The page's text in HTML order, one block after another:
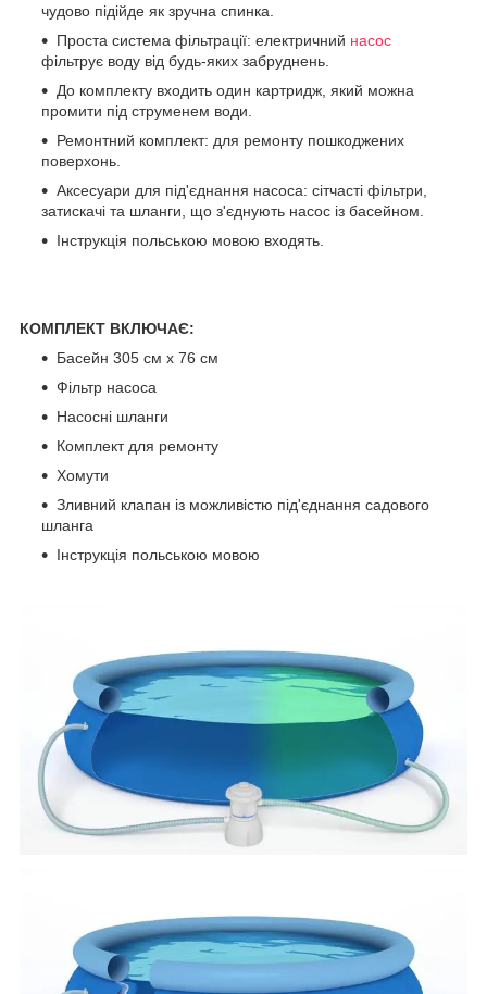
чудово підійде як зручна спинка.
Проста система фільтрації: електричний насос
фільтрує воду від будь-яких забруднень.
До комплекту входить один картридж, який можна
промити під струменем води.
Ремонтний комплект: для ремонту пошкоджених
поверхонь.
Аксесуари для під'єднання насоса: сітчасті фільтри,
затискачі та шланги, що з'єднують насос із басейном.
Інструкція польською мовою входять.
КОМПЛЕКТ ВКЛЮЧАЄ:
Басейн 305 см х 76 см
Фільтр насоса
Насосні шланги
Комплект для ремонту
Хомути
Зливний клапан із можливістю під'єднання садового
шланга
Інструкція польською мовою